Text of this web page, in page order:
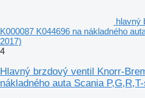
hlavný
K000087 K044696 na nákladného
2017)
4
Hlavný brzdový ventil Knorr-
nákladného auta Scania